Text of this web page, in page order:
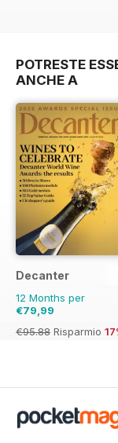
POTRESTE
ANCHE A
Decanter
12 Months per
€79,99
€95.88 Risparmio